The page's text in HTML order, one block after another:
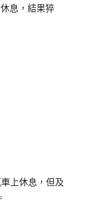
息，結果猝
上休息，但及